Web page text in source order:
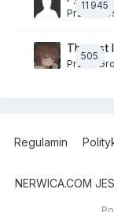
11 945
Przez
505
The last
Przez
Regulamin
NERWICA.COM